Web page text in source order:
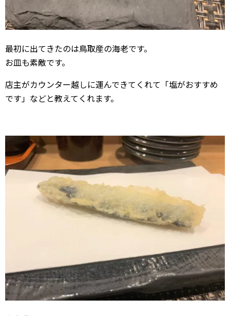
最初に出てきたのは鳥取産の海老です。
お皿も素敵です。
店主がカウンター越しに運んできてくれて「塩がおすすめ
です」などと教えてくれます。